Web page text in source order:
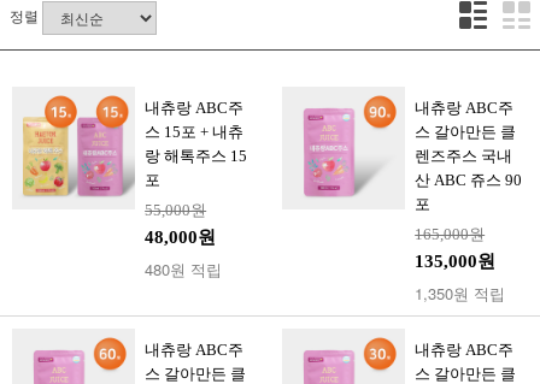
정렬
내츄랑 ABC주
스 15포 + 내츄
랑 해톡주스 15
포
55,000원
48,000원
480원 적립
내츄랑 ABC주
스 갈아만든 클
렌즈주스 국내
산 ABC 쥬스 90
포
165,000원
135,000원
1,350원 적립
내츄랑 ABC주
스 갈아만든 클
내츄랑 ABC주
스 갈아만든 클